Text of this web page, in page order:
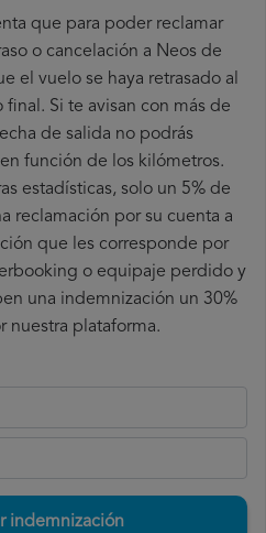
que para poder reclamar
o cancelación a Neos de
el vuelo se haya retrasado al
Si te avisan con más de
de salida no podrás
función de los kilómetros.
estadísticas, solo un 5% de
reclamación por su cuenta a
que les corresponde por
o equipaje perdido y
una indemnización un 30%
nuestra plataforma.
indemnización